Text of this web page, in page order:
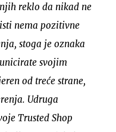
reklo da nikad ne
nema pozitivne
stoga je oznaka
svojim
od treće strane,
Udruga
Trusted Shop